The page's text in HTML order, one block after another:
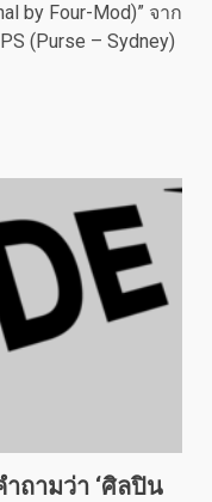
by Four-Mod)” จาก
(Purse – Sydney)
ำถามว่า ‘ศิลปิน